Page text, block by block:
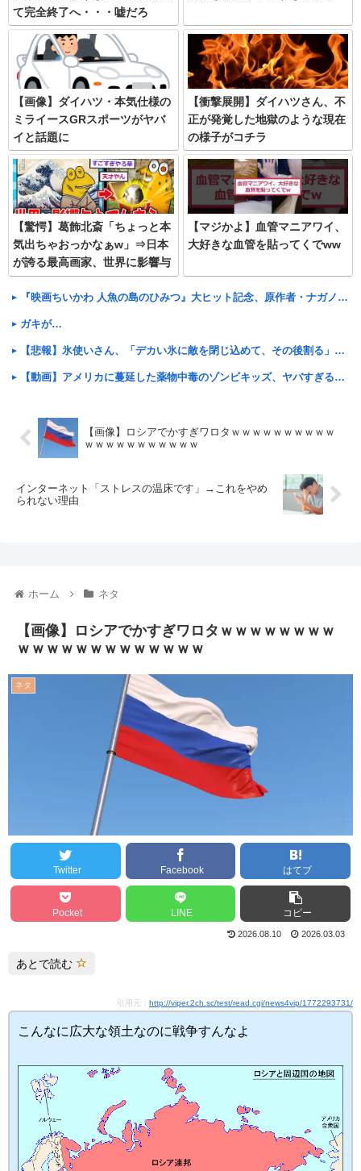
て完全終了へ・・・嘘だろ
【画像】ダイハツ・本気仕様の
ミライースGRスポーツがヤバ
イと話題に
【衝撃展開】ダイハツさん、不
正が発覚した地獄のような現在
の様子がコチラ
【驚愕】葛飾北斎「ちょっと本
気出ちゃおっかなぁw」⇒日本
が誇る最高画家、世界に影響与
えてしまう…
【マジかよ】血管マニアワイ、
大好きな血管を貼ってくでww
『映画ちいかわ 人魚の島のひみつ』大ヒット記念、原作者・ナガノ氏が映画制作においての苦労を語る
ガキが…
【悲報】氷使いさん、「デカい氷に敵を閉じ込めて、その後割る」くらいしか技が無い……
【動画】アメリカに蔓延した薬物中毒のゾンビキッズ、ヤバすぎる…
【画像】ロシアでかすぎワロタｗｗｗｗｗｗｗｗｗｗ
ｗｗｗｗｗｗｗｗｗｗｗ
インターネット「ストレスの温床です」→これをやめ
られない理由
ホーム ネタ
【画像】ロシアでかすぎワロタｗｗｗｗｗｗｗｗ
ｗｗｗｗｗｗｗｗｗｗｗｗｗ
ネタ
Twitter Facebook はてブ
Pocket LINE コピー
2026.08.10 2026.03.03
あとで読む
引用元： http://viper.2ch.sc/test/read.cgi/news4vip/1772293731/
こんなに広大な領土なのに戦争すんなよ